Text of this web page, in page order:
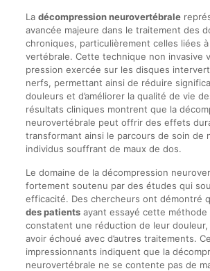
La décompression neurovertébrale
avancée majeure dans le traitement des
chroniques, particulièrement celles liées
vertébrale. Cette technique non invasive
pression exercée sur les disques
nerfs, permettant ainsi de réduire
douleurs et d’améliorer la qualité de vie
résultats cliniques montrent que la
neurovertébrale peut offrir des effets
transformant ainsi le parcours de soin de
individus souffrant de maux de dos.
Le domaine de la décompression
fortement soutenu par des études qui
efficacité. Des chercheurs ont démontré
des patientsayant essayé cette méthode
constatent une réduction de leur douleur,
avoir échoué avec d’autres traitements.
impressionnants indiquent que la
neurovertébrale ne se contente pas de